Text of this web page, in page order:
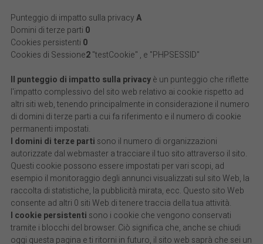
Punteggio di impatto sulla privacyA
Domini di terze parti 0
Cookies persistenti 0
Cookies di Sessione2"testCookie" , e "PHPSESSID"
Il punteggio di impatto sulla privacyè un punteggio che riflette
l'impatto complessivo del sito web relativo ai cookie rispetto ad
altri siti web, tenendo principalmente in considerazione il numero
di domini di terze parti a cui fa riferimento e il numero di cookie
permanenti impostati.
I domini di terze parti sono il numero di organizzazioni
autorizzate dal webmaster a tracciare il tuo sito attraverso il sito.
Questi cookie possono essere impostati per vari scopi, ad
esempio il monitoraggio degli annunci visualizzati sul sito Web, la
raccolta di statistiche, la pubblicità mirata, ecc. Questo sito Web
consente ad altri 0 siti Web di tenere traccia della tua attività.
I cookie persistenti sono i cookie che vengono conservati
tramite i blocchi del browser. Ciò significa che, anche se chiudi
oggi questa pagina e ti ritorni in futuro, il sito web saprà che sei un